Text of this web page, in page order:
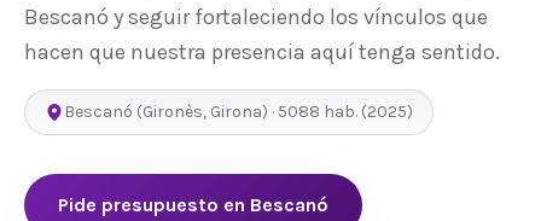
Bescanó y seguir fortaleciendo los vínculos que
hacen que nuestra presencia aquí tenga sentido.
Bescanó (Gironès, Girona) · 5088 hab. (2025)
Pide presupuesto en Bescanó